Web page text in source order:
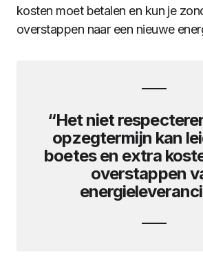
kosten moet betalen en kun je
overstappen naar een nieuwe
“Het niet
opzegtermijn kan
boetes en extra
overstappen